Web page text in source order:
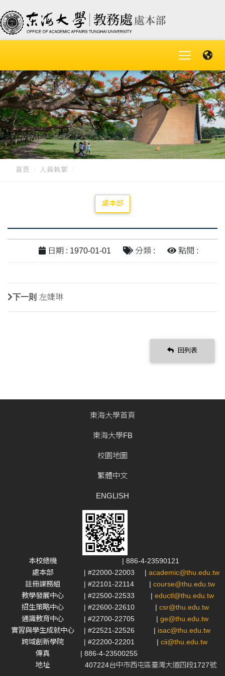
首頁 人員執掌
處本部
日期 : 1970-01-01 分類 : 點閱 :
下一則 左婕琳
回列表
東海大學首頁
東海大學FB
校園地圖
繁體中文
ENGLISH
本校總機
| 886-4-23590121
處本部
| #22000-22003 | academic@thu.edu.tw
註冊課務組
| #22101-22114 | course@thu.edu.tw
教學發展中心
| #22500-22533 | eductl@thu.edu.tw
招生策略中心
| #22600-22610 | csr@thu.edu.tw
通識教育中心
| #22700-22705 | ge@thu.edu.tw
實習與學生成就中心
| #22521-22526 | isac@thu.edu.tw
跨域創新學院
| #22200-22201 | cii@thu.edu.tw
傳真
| 886-4-23500255
地址
407224台中市西屯區臺灣大道四段1727號